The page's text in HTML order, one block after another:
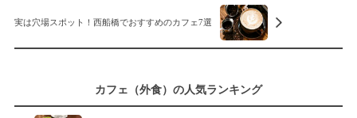
実は穴場スポット！西船橋でおすすめのカフェ7選
カフェ（外食）の人気ランキング